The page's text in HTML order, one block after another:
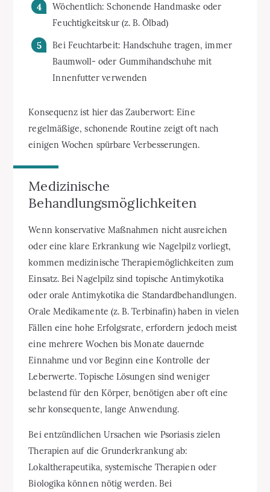
Wöchentlich: Schonende Handmaske oder
Feuchtigkeitskur (z. B. Ölbad)
Bei Feuchtarbeit: Handschuhe tragen, immer
Baumwoll- oder Gummihandschuhe mit
Innenfutter verwenden
Konsequenz ist hier das Zauberwort: Eine
regelmäßige, schonende Routine zeigt oft nach
einigen Wochen spürbare Verbesserungen.
Medizinische
Behandlungsmöglichkeiten
Wenn konservative Maßnahmen nicht ausreichen
oder eine klare Erkrankung wie Nagelpilz vorliegt,
kommen medizinische Therapiemöglichkeiten zum
Einsatz. Bei Nagelpilz sind topische Antimykotika
oder orale Antimykotika die Standardbehandlungen.
Orale Medikamente (z. B. Terbinafin) haben in vielen
Fällen eine hohe Erfolgsrate, erfordern jedoch meist
eine mehrere Wochen bis Monate dauernde
Einnahme und vor Beginn eine Kontrolle der
Leberwerte. Topische Lösungen sind weniger
belastend für den Körper, benötigen aber oft eine
sehr konsequente, lange Anwendung.
Bei entzündlichen Ursachen wie Psoriasis zielen
Therapien auf die Grunderkrankung ab:
Lokaltherapeutika, systemische Therapien oder
Biologika können nötig werden. Bei